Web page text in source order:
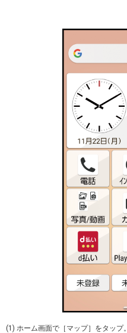
(1) ホーム画面で［マップ］をタップ。